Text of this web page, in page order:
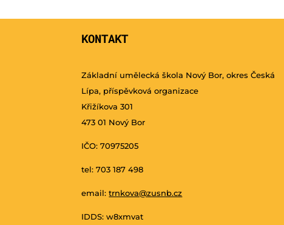
KONTAKT
Základní umělecká škola Nový Bor, okres Česká
Lípa, příspěvková organizace
Křižíkova 301
473 01 Nový Bor
IČO: 70975205
tel: 703 187 498
email:trnkova@zusnb.cz
IDDS: w8xmvat